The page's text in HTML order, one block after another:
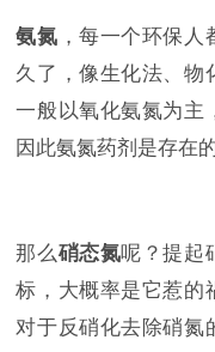
氨氮 ，每一个环保
久了，像生化法、物
一般以氧化氨氮为主
因此氨氮药剂是存在的
那么硝态氮呢？提起
标，大概率是它惹的
对于反硝化去除硝氮